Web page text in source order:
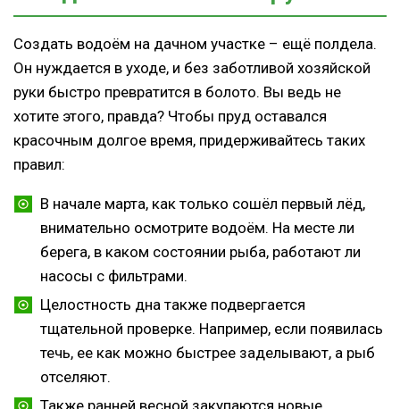
Создать водоём на дачном участке – ещё полдела.
Он нуждается в уходе, и без заботливой хозяйской
руки быстро превратится в болото. Вы ведь не
хотите этого, правда? Чтобы пруд оставался
красочным долгое время, придерживайтесь таких
правил:
В начале марта, как только сошёл первый лёд,
внимательно осмотрите водоём. На месте ли
берега, в каком состоянии рыба, работают ли
насосы с фильтрами.
Целостность дна также подвергается
тщательной проверке. Например, если появилась
течь, ее как можно быстрее заделывают, а рыб
отселяют.